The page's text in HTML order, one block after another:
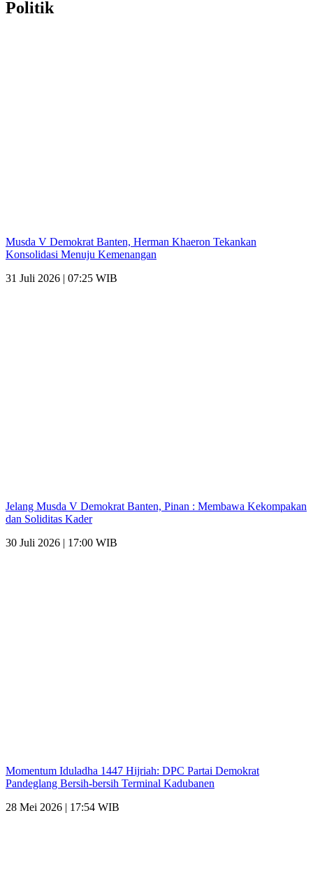
Politik
Musda V Demokrat Banten, Herman Khaeron Tekankan
Konsolidasi Menuju Kemenangan
31 Juli 2026 | 07:25 WIB
Jelang Musda V Demokrat Banten, Pinan : Membawa Kekompakan
dan Soliditas Kader
30 Juli 2026 | 17:00 WIB
Momentum Iduladha 1447 Hijriah: DPC Partai Demokrat
Pandeglang Bersih-bersih Terminal Kadubanen
28 Mei 2026 | 17:54 WIB